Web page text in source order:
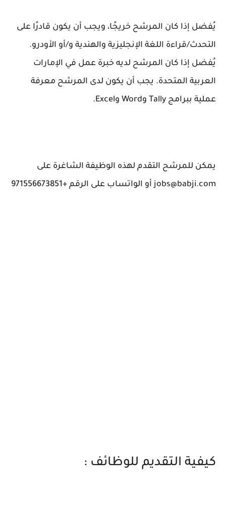
يُفضل إذا كان المرشح خريجًا، ويجب أن يكون قادرًا على
التحدث/قراءة اللغة الإنجليزية والهندية و/أو الأودرو.
يُفضل إذا كان المرشح لديه خبرة عمل في الإمارات
العربية المتحدة. يجب أن يكون لدى المرشح معرفة
عملية ببرامج Tally وWord وExcel.
يمكن للمرشح التقدم لهذه الوظيفة الشاغرة على
jobs@babji.com أو الواتساب على الرقم +971556673851
كيفية التقديم للوظائف :